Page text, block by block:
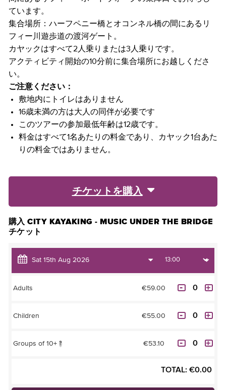
ています。
集合場所：ハーフペニー橋とオコンネル橋の間にあるリ
フィー川遊歩道の渡河ゲート。
カヤックはすべて2人乗りまたは3人乗りです。
アクティビティ開始の10分前に集合場所にお越しくださ
い。
ご注意ください：
敷地内にトイレはありません
16歳未満の方は大人の同伴が必要です
このツアーの参加最低年齢は12歳です。
料金はすべて1名あたりの料金であり、カヤック1台あた
りの料金ではありません。
チケットを購入
購入 CITY KAYAKING - MUSIC UNDER THE BRIDGE
チケット
Adults €59.00
Children €55.00
Groups of 10+ ? €53.10
TOTAL: €0.00